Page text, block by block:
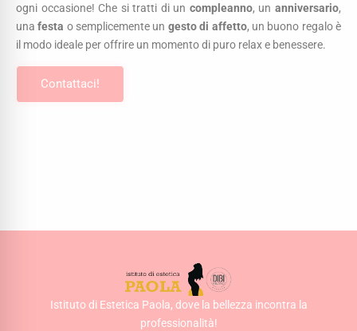
ogni occasione! Che si tratti di un compleanno, unanniversario,
unafesta o semplicemente un gesto di affetto, un buono regalo è
il modo ideale per offrire un momento di puro relax e benessere.
Contattaci!
Istituto di Estetica Paola, dove la bellezza incontra la
professionalità!